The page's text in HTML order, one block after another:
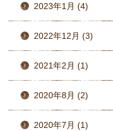
2023年1月 (4)
2022年12月 (3)
2021年2月 (1)
2020年8月 (2)
2020年7月 (1)